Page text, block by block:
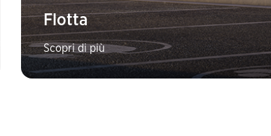
Flotta
Scopri di più